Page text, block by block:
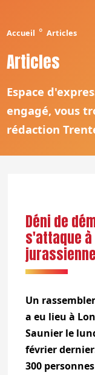
Accueil ° Articles
Articles
Espace
engagé, vous
rédaction
Déni de
s'attaque
jurassienne
Un
a eu lieu à
Saunier le
février
300